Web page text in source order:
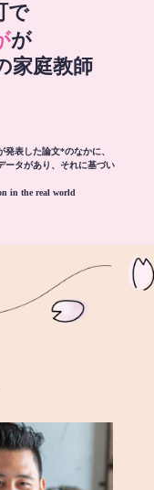
で
が
家庭教師
表した論文*のなかに、
ータがあり、それに基づい
in the real world